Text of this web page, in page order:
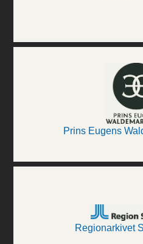
Prins Eugens
Regionarkivet